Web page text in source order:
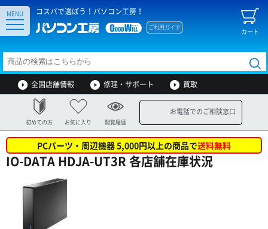
コスパで選ぼう！パソコン工房！
カート
ご利用ガイド
MENU
全国店舗情報 修理・サポート 買取
初めての方 お気に入り 閲覧履歴
お電話でのご相談窓口
PCパーツ・周辺機器 5,000円以上の商品で送料無料
IO-DATA HDJA-UT3R 各店舗在庫状況